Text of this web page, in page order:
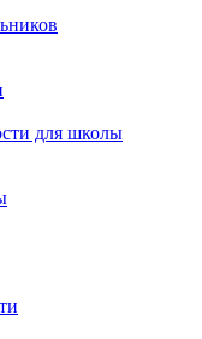
для школы